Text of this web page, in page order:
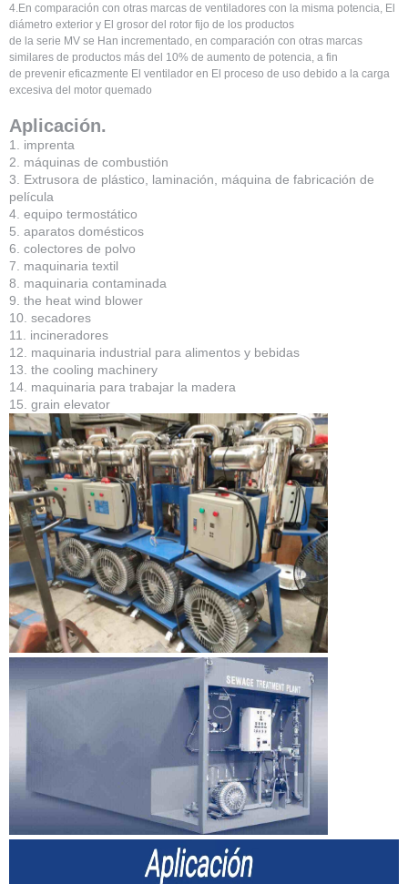
4.En comparación con otras marcas de ventiladores con la misma potencia, El
diámetro exterior y El grosor del rotor fijo de los productos
de la serie MV se Han incrementado, en comparación con otras marcas
similares de productos más del 10% de aumento de potencia, a fin
de prevenir eficazmente El ventilador en El proceso de uso debido a la carga
excesiva del motor quemado
Aplicación.
1. imprenta
2. máquinas de combustión
3. Extrusora de plástico, laminación, máquina de fabricación de
película
4. equipo termostático
5. aparatos domésticos
6. colectores de polvo
7. maquinaria textil
8. maquinaria contaminada
9. the heat wind blower
10. secadores
11. incineradores
12. maquinaria industrial para alimentos y bebidas
13. the cooling machinery
14. maquinaria para trabajar la madera
15. grain elevator